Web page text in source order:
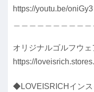
https://youtu.be/oniGy3
オリジナルゴルフウ
https://
◆LOVEISRICHインス